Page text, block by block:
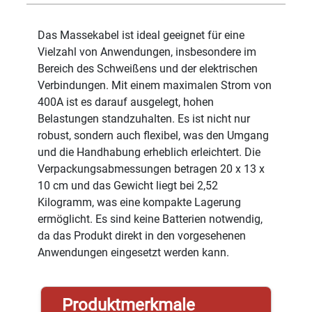
Das Massekabel ist ideal geeignet für eine
Vielzahl von Anwendungen, insbesondere im
Bereich des Schweißens und der elektrischen
Verbindungen. Mit einem maximalen Strom von
400A ist es darauf ausgelegt, hohen
Belastungen standzuhalten. Es ist nicht nur
robust, sondern auch flexibel, was den Umgang
und die Handhabung erheblich erleichtert. Die
Verpackungsabmessungen betragen 20 x 13 x
10 cm und das Gewicht liegt bei 2,52
Kilogramm, was eine kompakte Lagerung
ermöglicht. Es sind keine Batterien notwendig,
da das Produkt direkt in den vorgesehenen
Anwendungen eingesetzt werden kann.
Produktmerkmale